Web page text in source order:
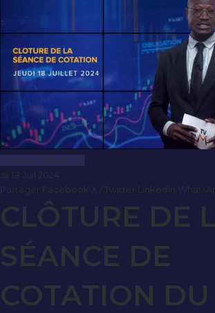
Clôture de Marché
📅 18 Juil 2024
CLÔTURE DE
SÉANCE DE
COTATION DU